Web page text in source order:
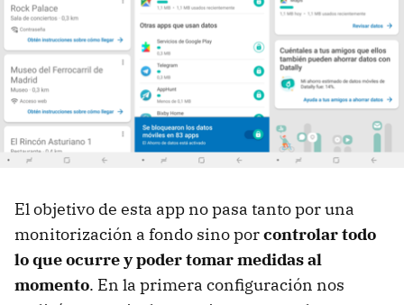
El objetivo de esta app no pasa tanto por una
monitorización a fondo sino porcontrolar todo
lo que ocurre y poder tomar medidas al
momento. En la primera configuración nos